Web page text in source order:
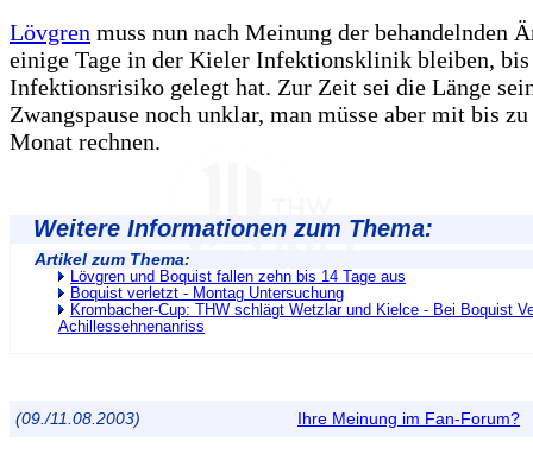
Lövgren muss nun nach Meinung der behandelnden
einige Tage in der Kieler Infektionsklinik bleiben, bis
Infektionsrisiko gelegt hat. Zur Zeit sei die Länge
Zwangspause noch unklar, man müsse aber mit bis
Monat rechnen.
Weitere Informationen zum Thema:
Artikel zum Thema:
Lövgren und Boquist fallen zehn bis 14 Tage aus
Boquist verletzt - Montag Untersuchung
Krombacher-Cup: THW schlägt Wetzlar und Kielce - Bei Boquist
Achillessehnenanriss
(09./11.08.2003) Ihre Meinung im Fan-Forum?